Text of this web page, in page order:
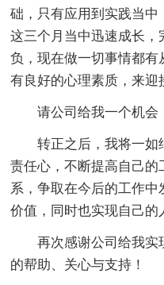
础，只有应用到实践当
这三个月当中迅速成长，
负，现在做一切事情都
有良好的心理素质，来迎
请公司给我一个机会
转正之后，我将一如
责任心，不断提高自己
系，争取在今后的工作
价值，同时也实现自己的
再次感谢公司给我实
的帮助、关心与支持！